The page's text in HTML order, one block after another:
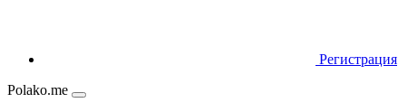
Регистрация
Polako.me